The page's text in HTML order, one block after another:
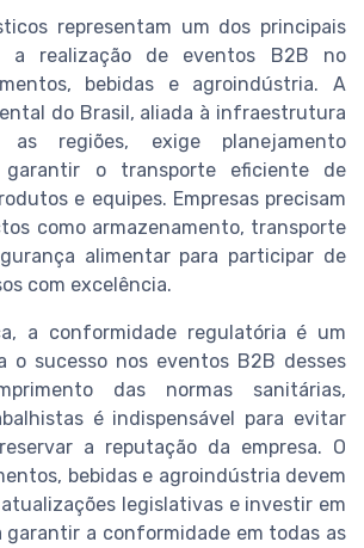
representam um dos principais
a realização de eventos B2B no
bebidas e agroindústria. A
do Brasil, aliada à infraestrutura
as regiões, exige planejamento
garantir o transporte eficiente de
e equipes. Empresas precisam
como armazenamento, transporte
alimentar para participar de
com excelência.
a conformidade regulatória é um
o sucesso nos eventos B2B desses
das normas sanitárias,
é indispensável para evitar
a reputação da empresa. O
bebidas e agroindústria devem
legislativas e investir em
garantir a conformidade em todas as